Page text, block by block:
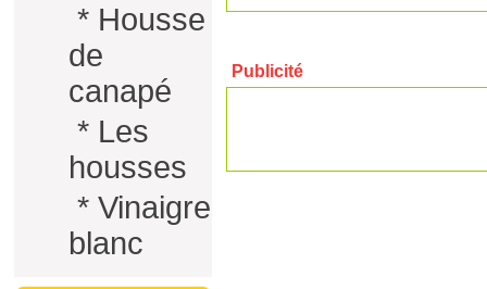
* Housse
de
canapé
* Les
housses
* Vinaigre
blanc
Publicité